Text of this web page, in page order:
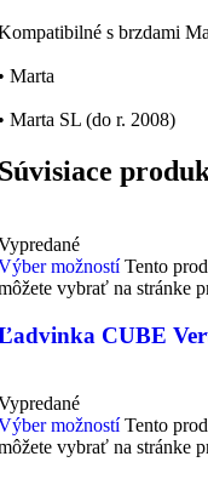
s brzdami
Marta
Marta SL (do r. 2008)
možností Tento
vybrať na stránke
CUBE
možností Tento
vybrať na stránke